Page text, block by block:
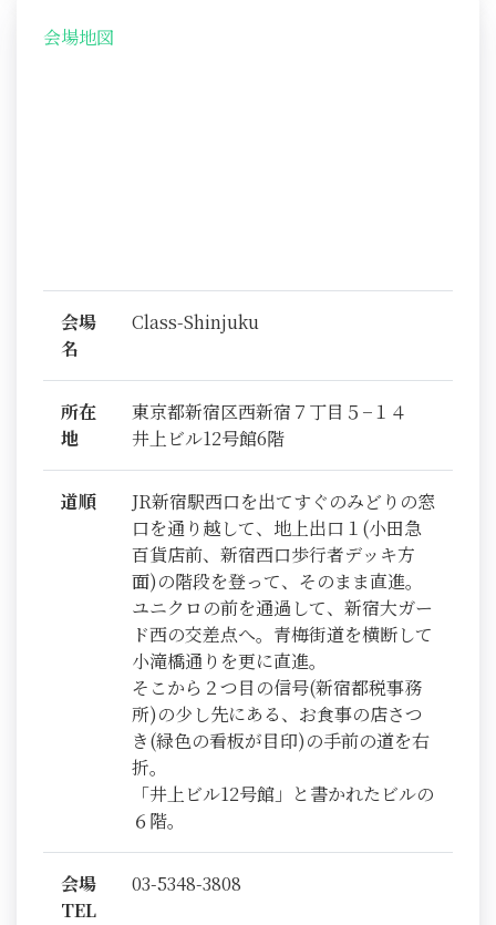
会場地図
会場
名
Class-Shinjuku
所在
地
東京都新宿区西新宿７丁目５−１４
井上ビル12号館6階
道順
JR新宿駅西口を出てすぐのみどりの窓
口を通り越して、地上出口１(小田急
百貨店前、新宿西口歩行者デッキ方
面)の階段を登って、そのまま直進。
ユニクロの前を通過して、新宿大ガー
ド西の交差点へ。青梅街道を横断して
小滝橋通りを更に直進。
そこから２つ目の信号(新宿都税事務
所)の少し先にある、お食事の店さつ
き(緑色の看板が目印)の手前の道を右
折。
「井上ビル12号館」と書かれたビルの
６階。
会場
TEL
03-5348-3808